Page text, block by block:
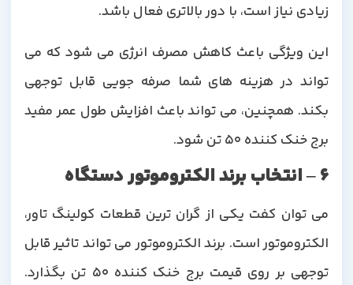
زیادی نیاز است، با دور بالاتری فعال باشد.
این ویژگی باعث کاهش مصرف انرژی می شود که می
تواند در هزینه های شما صرفه جویی قابل توجهی
بکند. همچنین، می تواند باعث افزایش طول عمر مفید
برج خنک کننده 50 تن شود.
می توان کفت یکی از گران ترین قطعات کولینگ تاور،
الکتروموتور است. برند الکتروموتور می تواند تاثیر قابل
توجهی بر روی قیمت برج خنک کننده 50 تن بگذارد.